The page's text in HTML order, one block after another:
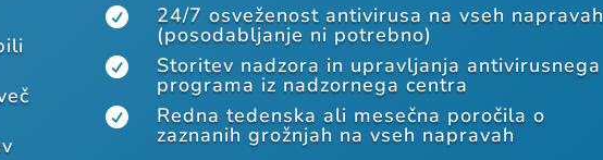
 24/7 osveženost antivirusa na vseh napravah
(posodabljanje ni potrebno)
 Storitev nadzora in upravljanja antivirusnega
programa iz nadzornega centra
 Redna tedenska ali mesečna poročila o
zaznanih grožnjah na vseh napravah